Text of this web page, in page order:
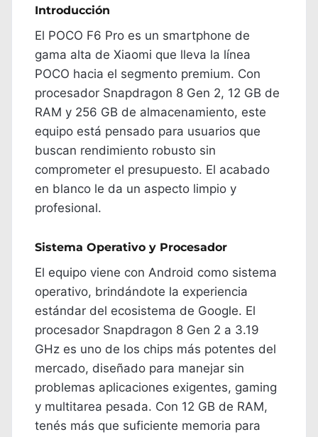
Introducción
El POCO F6 Pro es un smartphone de
gama alta de Xiaomi que lleva la línea
POCO hacia el segmento premium. Con
procesador Snapdragon 8 Gen 2, 12 GB de
RAM y 256 GB de almacenamiento, este
equipo está pensado para usuarios que
buscan rendimiento robusto sin
comprometer el presupuesto. El acabado
en blanco le da un aspecto limpio y
profesional.
Sistema Operativo y Procesador
El equipo viene con Android como sistema
operativo, brindándote la experiencia
estándar del ecosistema de Google. El
procesador Snapdragon 8 Gen 2 a 3.19
GHz es uno de los chips más potentes del
mercado, diseñado para manejar sin
problemas aplicaciones exigentes, gaming
y multitarea pesada. Con 12 GB de RAM,
tenés más que suficiente memoria para